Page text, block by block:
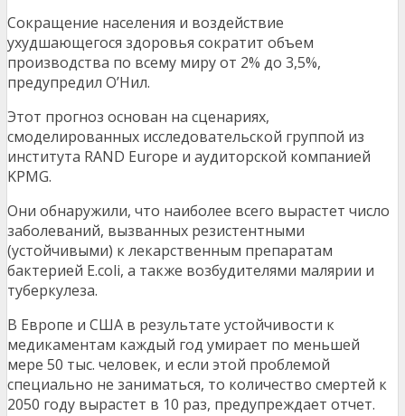
Сокращение населения и воздействие
ухудшающегося здоровья сократит объем
производства по всему миру от 2% до 3,5%,
предупредил О’Нил.
Этот прогноз основан на сценариях,
смоделированных исследовательской группой из
института RAND Europe и аудиторской компанией
KPMG.
Они обнаружили, что наиболее всего вырастет число
заболеваний, вызванных резистентными
(устойчивыми) к лекарственным препаратам
бактерией E.coli, а также возбудителями малярии и
туберкулеза.
В Европе и США в результате устойчивости к
медикаментам каждый год умирает по меньшей
мере 50 тыс. человек, и если этой проблемой
специально не заниматься, то количество смертей к
2050 году вырастет в 10 раз, предупреждает отчет.